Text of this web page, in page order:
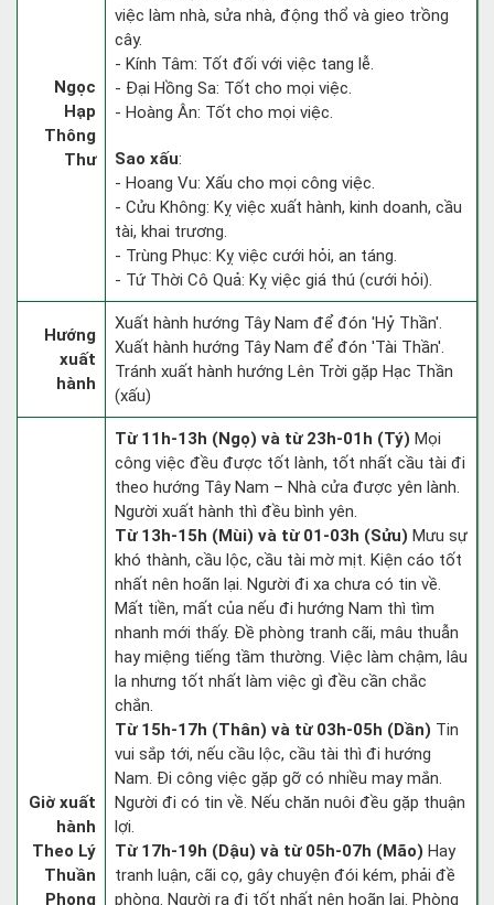
Ngọc
Hạp
Thông
Thư
việc làm nhà, sửa nhà, động thổ và gieo trồng
cây.
- Kính Tâm: Tốt đối với việc tang lễ.
- Đại Hồng Sa: Tốt cho mọi việc.
- Hoàng Ân: Tốt cho mọi việc.
Sao xấu:
- Hoang Vu: Xấu cho mọi công việc.
- Cửu Không: Kỵ việc xuất hành, kinh doanh, cầu
tài, khai trương.
- Trùng Phục: Kỵ việc cưới hỏi, an táng.
- Tứ Thời Cô Quả: Kỵ việc giá thú (cưới hỏi).
Hướng
xuất
hành
Xuất hành hướng Tây Nam để đón 'Hỷ Thần'.
Xuất hành hướng Tây Nam để đón 'Tài Thần'.
Tránh xuất hành hướng Lên Trời gặp Hạc Thần
(xấu)
Giờ xuất
hành
Theo Lý
Thuần
Phong
Từ 11h-13h (Ngọ) và từ 23h-01h (Tý) Mọi
công việc đều được tốt lành, tốt nhất cầu tài đi
theo hướng Tây Nam – Nhà cửa được yên lành.
Người xuất hành thì đều bình yên.
Từ 13h-15h (Mùi) và từ 01-03h (Sửu) Mưu sự
khó thành, cầu lộc, cầu tài mờ mịt. Kiện cáo tốt
nhất nên hoãn lại. Người đi xa chưa có tin về.
Mất tiền, mất của nếu đi hướng Nam thì tìm
nhanh mới thấy. Đề phòng tranh cãi, mâu thuẫn
hay miệng tiếng tầm thường. Việc làm chậm, lâu
la nhưng tốt nhất làm việc gì đều cần chắc
chắn.
Từ 15h-17h (Thân) và từ 03h-05h (Dần) Tin
vui sắp tới, nếu cầu lộc, cầu tài thì đi hướng
Nam. Đi công việc gặp gỡ có nhiều may mắn.
Người đi có tin về. Nếu chăn nuôi đều gặp thuận
lợi.
Từ 17h-19h (Dậu) và từ 05h-07h (Mão) Hay
tranh luận, cãi cọ, gây chuyện đói kém, phải đề
phòng. Người ra đi tốt nhất nên hoãn lại. Phòng